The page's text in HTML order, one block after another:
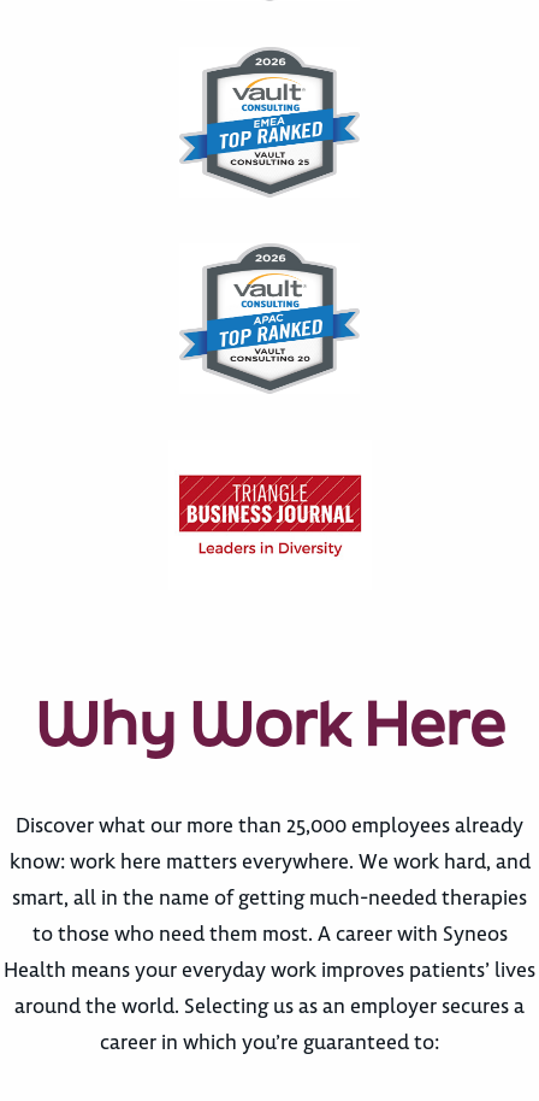
Why Work Here
Discover what our more than 25,000 employees already
know: work here matters everywhere. We work hard, and
smart, all in the name of getting much-needed therapies
to those who need them most. A career with Syneos
Health means your everyday work improves patients’ lives
around the world. Selecting us as an employer secures a
career in which you’re guaranteed to: